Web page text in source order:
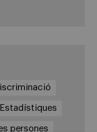
Estadístiques
persones